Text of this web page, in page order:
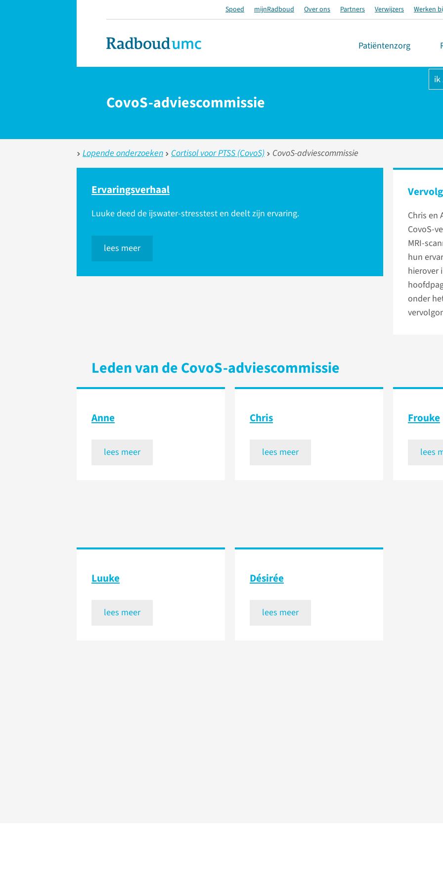
Spoed mijnRadboud Over ons Partners Verwijzers Werken
Patiëntenzorg
ik
CovoS-adviescommissie
Lopende onderzoeken Cortisol voor PTSS (CovoS) CovoS-adviescommissie
Ervarings­verhaal
Luuke deed de ijswater-stresstest en deelt zijn ervaring.
lees meer
Chris en
CovoS-
MRI-
hun
hierover
onder
Leden van de CovoS-adviescommissie
Anne
lees meer
Chris
lees meer
Frouke
lees
Luuke
lees meer
Désirée
lees meer